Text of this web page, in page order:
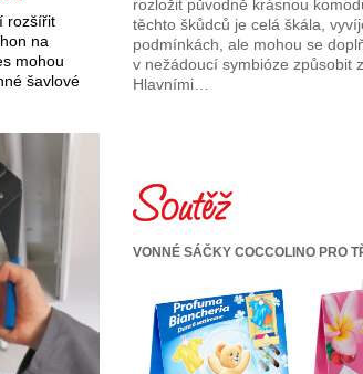
rozšířit
na
mohou
šavlové
rozložit původně krásnou
těchto škůdců je celá škála,
podmínkách, ale mohou se
v nežádoucí symbióze způsobit
Hlavními…
VONNÉ SÁČKY COCCOLINO PRO